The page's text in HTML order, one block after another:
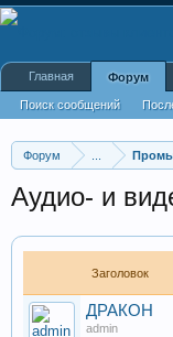
Форум
Аудио- и
Заголовок
ДРАКОН
admin
Главная Форум
Поиск сообщений